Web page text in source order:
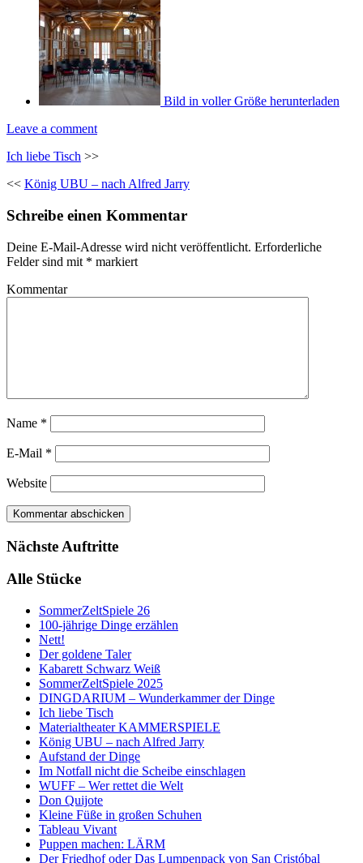
Bild in voller Größe herunterladen
Leave a comment
Ich liebe Tisch >>
<< König UBU – nach Alfred Jarry
Schreibe einen Kommentar
Deine E-Mail-Adresse wird nicht veröffentlicht. Erforderliche
Felder sind mit * markiert
Kommentar
Name *
E-Mail *
Website
Nächste Auftritte
Alle Stücke
SommerZeltSpiele 26
100-jährige Dinge erzählen
Nett!
Der goldene Taler
Kabarett Schwarz Weiß
SommerZeltSpiele 2025
DINGDARIUM – Wunderkammer der Dinge
Ich liebe Tisch
Materialtheater KAMMERSPIELE
König UBU – nach Alfred Jarry
Aufstand der Dinge
Im Notfall nicht die Scheibe einschlagen
WUFF – Wer rettet die Welt
Don Quijote
Kleine Füße in großen Schuhen
Tableau Vivant
Puppen machen: LÄRM
Der Friedhof oder Das Lumpenpack von San Cristóbal